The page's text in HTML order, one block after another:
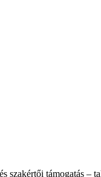
szakértői támogatás –